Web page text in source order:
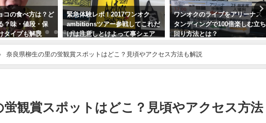
コの食べ方は？ど
？味・値段・保
タイプも解説
緊急体験レポ！2017ワンオク
ambitionsツアー参戦してこれだ
けは注意しとけよって事シェア
するぜ！
2017年2月23日
ワンオクのライブをアリーナス
タンディングで100倍楽しむ立ち
回り方法とは？
奈良県柳生の里の蛍観賞スポットはどこ？見頃やアクセス方法も解説
蛍観賞スポットはどこ？見頃やアクセス方法